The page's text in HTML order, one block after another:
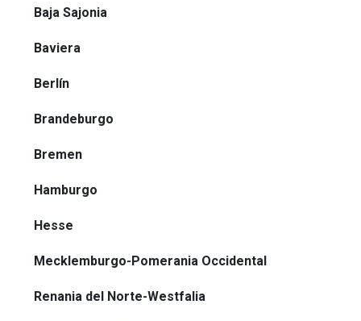
Baja Sajonia
Baviera
Berlín
Brandeburgo
Bremen
Hamburgo
Hesse
Mecklemburgo-Pomerania Occidental
Renania del Norte-Westfalia